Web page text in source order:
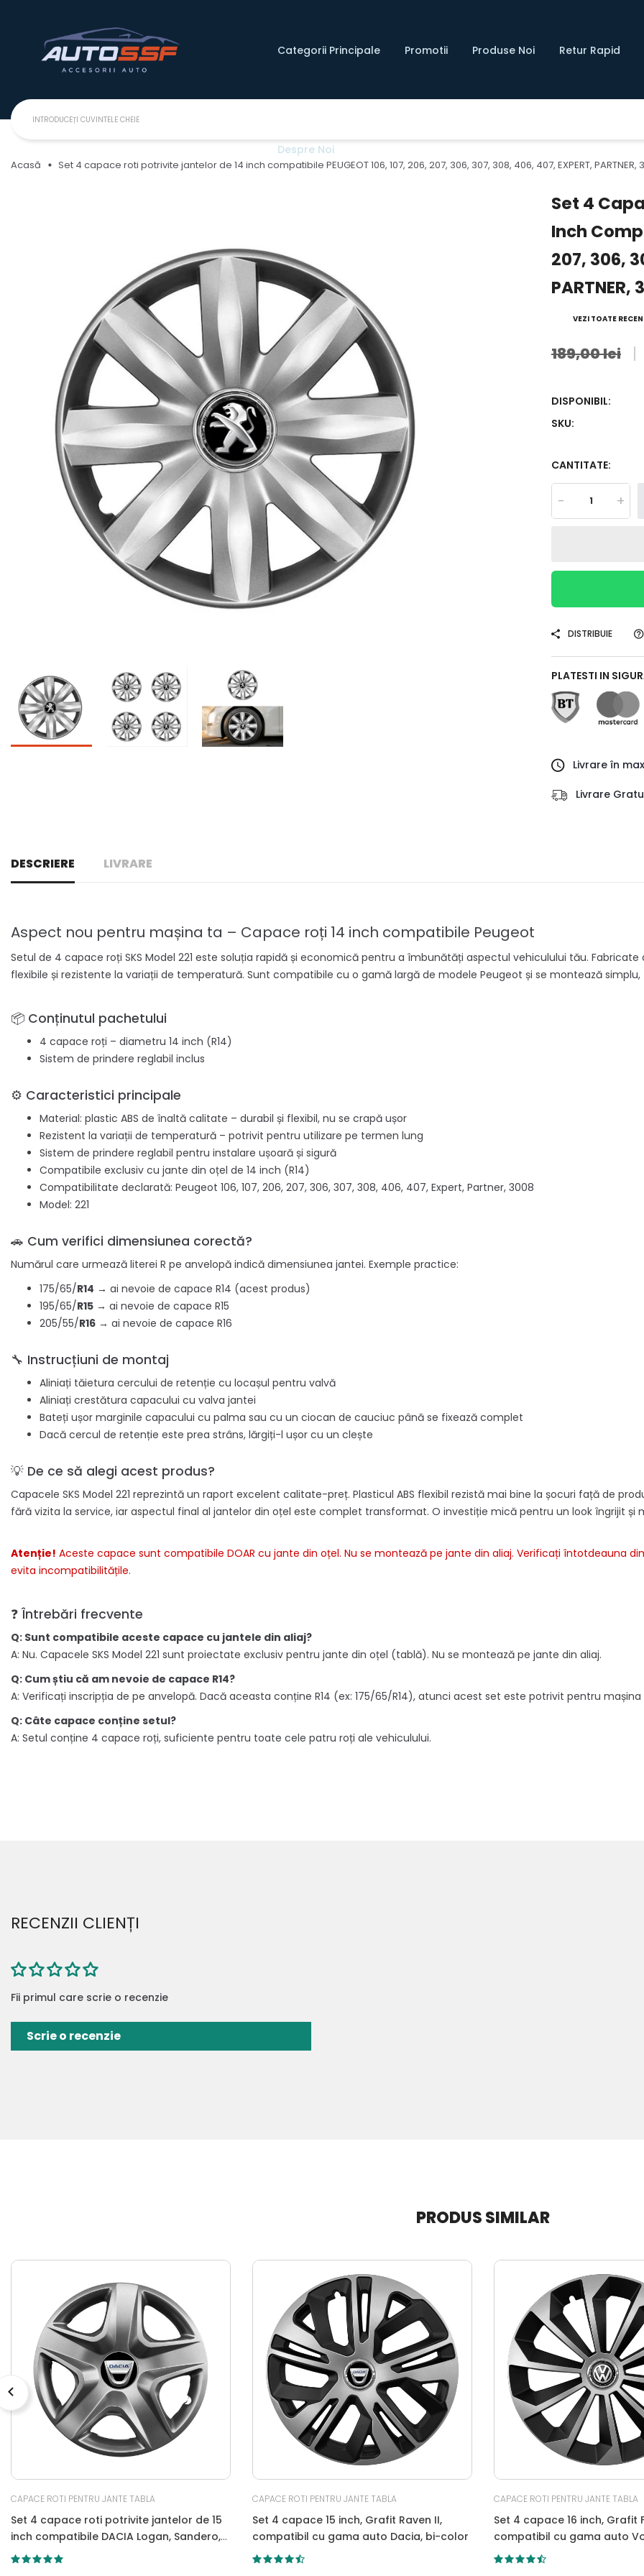
Categorii Principale Promotii Produse Noi Retur Rapid
Despre Noi
Acasă Set 4 capace roti potrivite jantelor de 14 inch compatibile PEUGEOT 106, 107, 206, 207, 306, 307, 308, 406, 407, EXPERT, PARTNER,
Set 4
Inch
207, 306,
VEZI TOATE
189,00 lei
DISPONIBIL:
SKU:
CANTITATE:
- +
DISTRIBUIE
PLATESTI IN
Livrare în
Livrare
DESCRIERE LIVRARE
Aspect nou pentru mașina ta – Capace roți 14 inch compatibile Peugeot
Setul de 4 capace roți SKS Model 221 este soluția rapidă și economică pentru a îmbunătăți aspectul vehiculului tău.
flexibile și rezistente la variații de temperatură. Sunt compatibile cu o gamă largă de modele Peugeot și se montează
📦 Conținutul pachetului
4 capace roți – diametru 14 inch (R14)
Sistem de prindere reglabil inclus
⚙️ Caracteristici principale
Material: plastic ABS de înaltă calitate – durabil și flexibil, nu se crapă ușor
Rezistent la variații de temperatură – potrivit pentru utilizare pe termen lung
Sistem de prindere reglabil pentru instalare ușoară și sigură
Compatibile exclusiv cu jante din oțel de 14 inch (R14)
Compatibilitate declarată: Peugeot 106, 107, 206, 207, 306, 307, 308, 406, 407, Expert, Partner, 3008
Model: 221
🚗 Cum verifici dimensiunea corectă?
Numărul care urmează literei R pe anvelopă indică dimensiunea jantei. Exemple practice:
175/65/R14 → ai nevoie de capace R14 (acest produs)
195/65/R15 → ai nevoie de capace R15
205/55/R16 → ai nevoie de capace R16
🔧 Instrucțiuni de montaj
Aliniați tăietura cercului de retenție cu locașul pentru valvă
Aliniați crestătura capacului cu valva jantei
Bateți ușor marginile capacului cu palma sau cu un ciocan de cauciuc până se fixează complet
Dacă cercul de retenție este prea strâns, lărgiți-l ușor cu un clește
💡 De ce să alegi acest produs?
Capacele SKS Model 221 reprezintă un raport excelent calitate-preț. Plasticul ABS flexibil rezistă mai bine la șocuri față de
fără vizita la service, iar aspectul final al jantelor din oțel este complet transformat. O investiție mică pentru un look îngrijit și
Atenție! Aceste capace sunt compatibile DOAR cu jante din oțel. Nu se montează pe jante din aliaj. Verificați întotdeauna
evita incompatibilitățile.
❓ Întrebări frecvente
Q: Sunt compatibile aceste capace cu jantele din aliaj?
A: Nu. Capacele SKS Model 221 sunt proiectate exclusiv pentru jante din oțel (tablă). Nu se montează pe jante din aliaj.
Q: Cum știu că am nevoie de capace R14?
A: Verificați inscripția de pe anvelopă. Dacă aceasta conține R14 (ex: 175/65/R14), atunci acest set este potrivit pentru mașina
Q: Câte capace conține setul?
A: Setul conține 4 capace roți, suficiente pentru toate cele patru roți ale vehiculului.
RECENZII CLIENȚI
Fii primul care scrie o recenzie
Scrie o recenzie
PRODUS SIMILAR
CAPACE ROTI PENTRU JANTE TABLA
Set 4 capace roti potrivite jantelor de 15
inch compatibile DACIA Logan, Sandero,
Duster, Dokker, Model-340
CAPACE ROTI PENTRU JANTE TABLA
Set 4 capace 15 inch, Grafit Raven II,
compatibil cu gama auto Dacia, bi-color
CAPACE ROTI PENTRU JANTE TABLA
Set 4 capace 16 inch, Grafit
compatibil cu gama auto
bi-color